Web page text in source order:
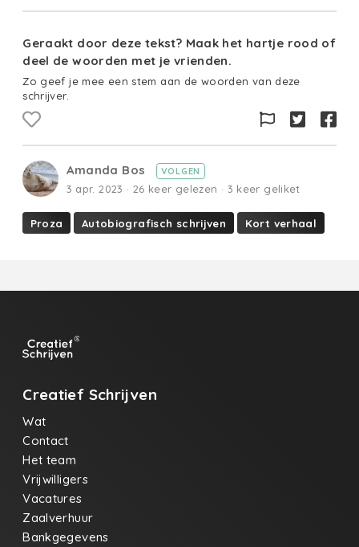
Geraakt door deze tekst? Maak het hartje rood of
deel de woorden met je vrienden.
Zo geef je mee een stem aan de woorden van deze
schrijver.
Amanda Bos VOLGEN
3 apr. 2023 · 26 keer gelezen · 3 keer geliket
Proza Autobiografisch schrijven Kort verhaal
Creatief Schrijven
Wat
Contact
Het team
Vrijwilligers
Vacatures
Zaalverhuur
Bankgegevens